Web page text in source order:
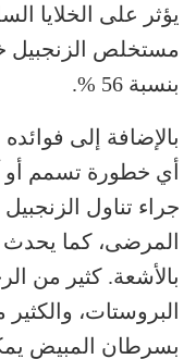
يؤثر على الخلايا
مستخلص
بنسبة 56 %.
بالإضافة إلى
أي خطورة تسمم أو
جراء تناول
المرضى، كما يحدث
بالأشعة. كثير من
البروستات،
بسرطان المبيض